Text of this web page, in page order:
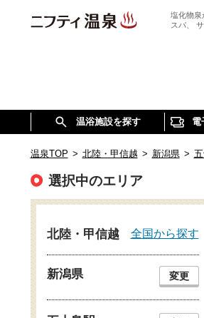
塩化物泉
スパ、
温浴施設を探す 電
温泉TOP > 北陸・甲信越 > 新潟県 >
選択中のエリア
北陸・甲信越 全国から探す
新潟県 変更